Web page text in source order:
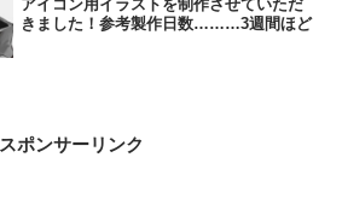
アイコン用イラストを制作させていただ
きました！参考製作日数………3週間ほど
スポンサーリンク